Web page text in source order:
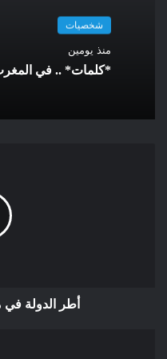
نكتشف الوقائع التي تدحض
كل مرة نقول لأنفسنا أنه يجب
في إحدى الأيام أمر ملك
الخالص، وشرع الصائغ بصنع
تسلل الشك إلى قلب الملك
واجه أرخميدس في بادئ الأمر
ذلك الوقت على دراية بمبادئ
شخصيات
منذ يومين
*كلمات* .. في المغرب وحافة الهاوية–
أطر الدولة